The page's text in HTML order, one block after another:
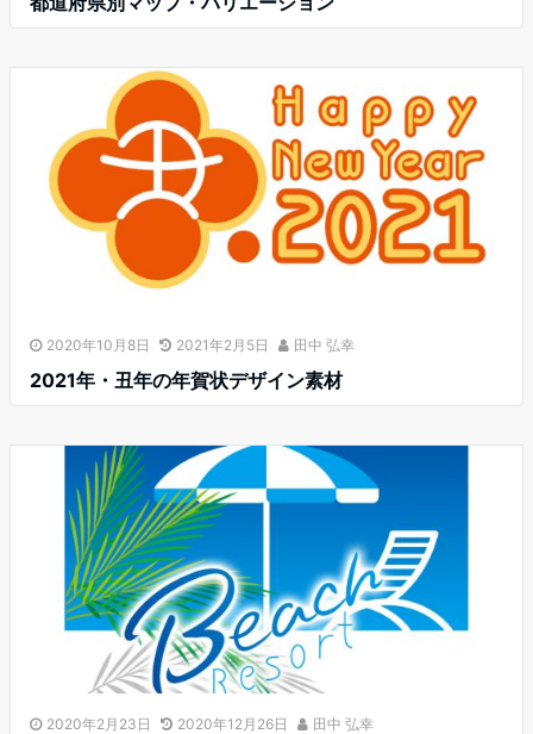
2020年10月8日 2021年2月5日 田中 弘幸
2021年・丑年の年賀状デザイン素材
2020年2月23日 2020年12月26日 田中 弘幸